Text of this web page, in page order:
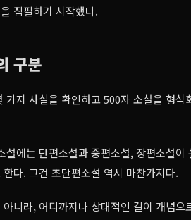
집필하기 시작했다.
구분
가지 사실을 확인하고 500자 소설을 형식
설에는 단편소설과 중편소설, 장편소설
다. 그건 초단편소설 역시 마찬가지다.
니라, 어디까지나 상대적인 길이 개념으